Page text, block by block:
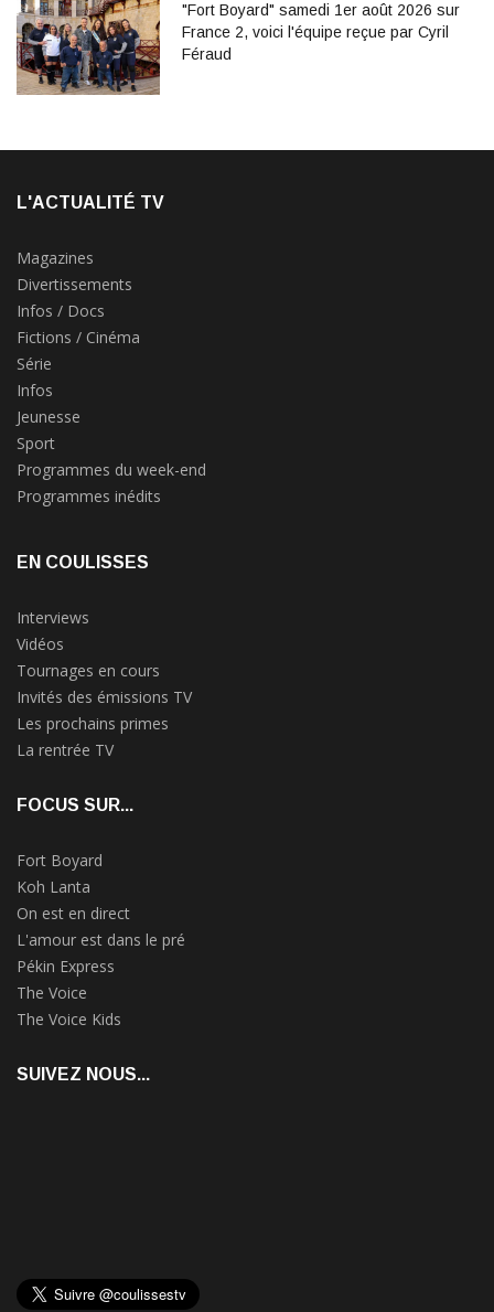
"Fort Boyard" samedi 1er août 2026 sur
France 2, voici l'équipe reçue par Cyril
Féraud
L'ACTUALITÉ TV
Magazines
Divertissements
Infos / Docs
Fictions / Cinéma
Série
Infos
Jeunesse
Sport
Programmes du week-end
Programmes inédits
EN COULISSES
Interviews
Vidéos
Tournages en cours
Invités des émissions TV
Les prochains primes
La rentrée TV
FOCUS SUR...
Fort Boyard
Koh Lanta
On est en direct
L'amour est dans le pré
Pékin Express
The Voice
The Voice Kids
SUIVEZ NOUS...